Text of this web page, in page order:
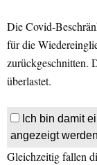
Die Covid-
für die
zurückgeschnitten.
überlastet.
Ich bin damit
angezeigt
Gleichzeitig fallen